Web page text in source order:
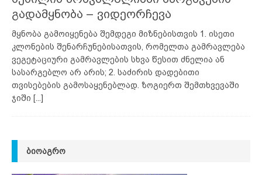
გადამყნობა – ვიდეორჩევა
მყნობა გამოიყენება შემდეგი მიზნებისთვის 1. ისეთი
კლონების შენარჩუნებისათვის, რომელთა გამრავლება
ვეგეტაციური გამრავლების სხვა წესით ძნელია ან
სასარგებლო არ არის; 2. საძირის დადებითი
თვისებების გამოსაყენებლად. ზოგიერთ შემთხვევაში
ჯიში [...]
ᲑᲘᲝᲐᲒᲠᲝ